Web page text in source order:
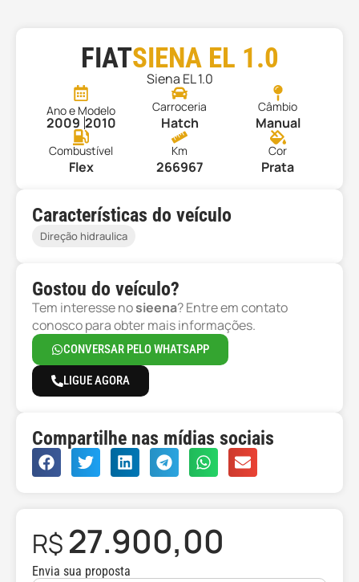
FIATSIENA EL 1.0
Siena EL 1.0
Ano e Modelo
2009 2010
Carroceria
Hatch
Câmbio
Manual
Combustível
Flex
Km
266967
Cor
Prata
Características do veículo
Direção hidraulica
Gostou do veículo?
Tem interesse nosieena? Entre em contato
conosco para obter mais informações.
CONVERSAR PELO WHATSAPP
LIGUE AGORA
Compartilhe nas mídias sociais
R$ 27.900,00
Envia sua proposta